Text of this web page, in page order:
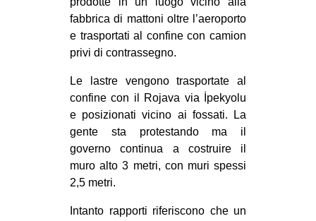
CULTURE
ARTE
CINEMA
MANIFESTI
MUSICA
RECENSIONI
INTERNAZIONALE
AMERICHE
fabbrica di mattoni oltre l’aeroporto
e trasportati al confine con camion
privi di contrassegno.
Le lastre vengono trasportate al
confine con il Rojava via İpekyolu
e posizionati vicino ai fossati. La
gente sta protestando ma il
governo continua a costruire il
muro alto 3 metri, con muri spessi
2,5 metri.
Intanto rapporti riferiscono che un